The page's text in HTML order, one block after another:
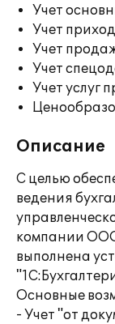
Учет
Учет
Учет
Учет
Учет услуг
Описание
С целью
ведения
компании
выполнена
Основные
- Учет "от